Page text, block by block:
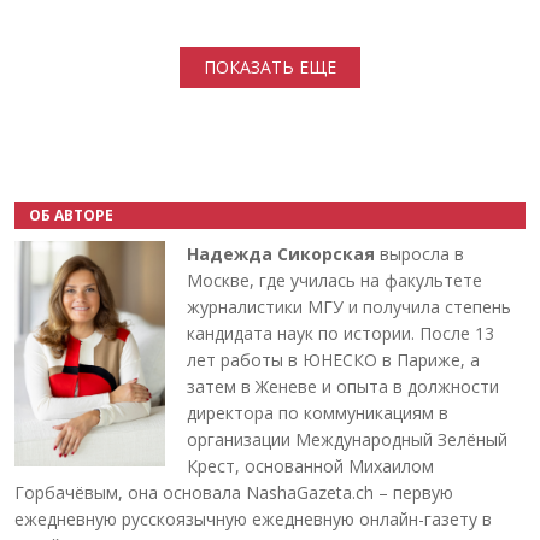
ПОКАЗАТЬ ЕЩЕ
ОБ АВТОРЕ
Надежда Сикорская выросла в
Москве, где училась на факультете
журналистики МГУ и получила степень
кандидата наук по истории. После 13
лет работы в ЮНЕСКО в Париже, а
затем в Женеве и опыта в должности
директора по коммуникациям в
организации Международный Зелёный
Крест, основанной Михаилом
Горбачёвым, она основала NashaGazeta.ch – первую
ежедневную русскоязычную ежедневную онлайн-газету в